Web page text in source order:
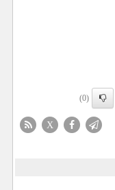
(0)
X